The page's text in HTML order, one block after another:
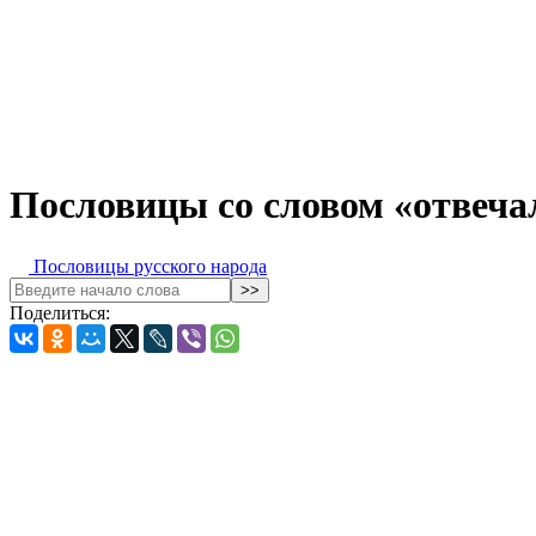
Пословицы со словом
Пословицы русского народа
Поделиться: